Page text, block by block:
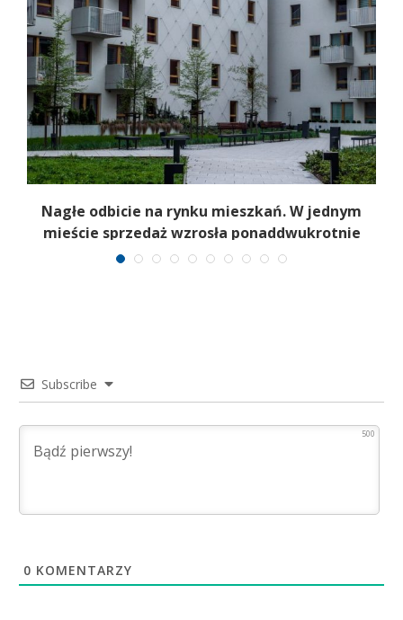
Nagłe odbicie na rynku mieszkań. W jednym
mieście sprzedaż wzrosła ponaddwukrotnie
Subscribe
500
0 KOMENTARZY